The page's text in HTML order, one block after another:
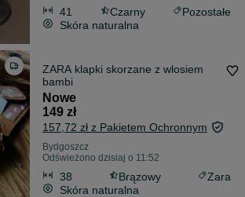
41 Czarny
Pozostałe
Skóra naturalna
ZARA klapki skorzane z wlosiem
bambi
Nowe
149 zł
157,72 zł z Pakietem Ochronnym
Bydgoszcz
Odświeżono dzisiaj o 11:52
38 Brązowy
Zara
Skóra naturalna